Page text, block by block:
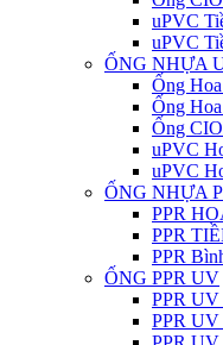
uPVC
uPVC
ỐNG NHỰA
Ống
Ống
Ống
uPVC
uPVC
ỐNG NHỰA
PPR
PPR
PPR
ỐNG PPR UV
PPR
PPR UV